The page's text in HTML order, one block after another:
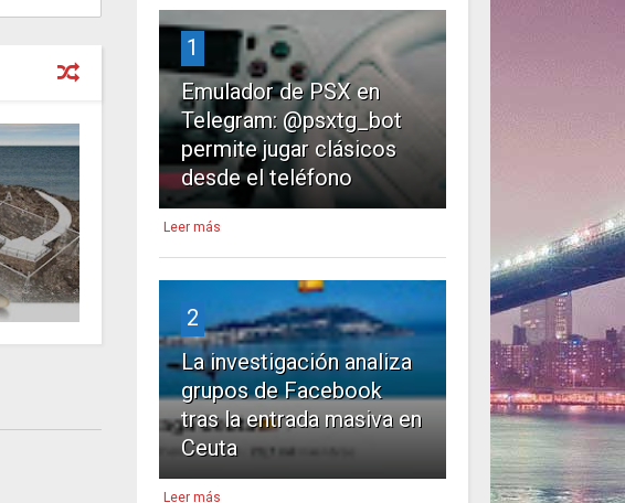
1
Emulador de PSX en
Telegram: @psxtg_bot
permite jugar clásicos
desde el teléfono
Leer más
2
La investigación analiza
grupos de Facebook
tras la entrada masiva en
Ceuta
Leer más